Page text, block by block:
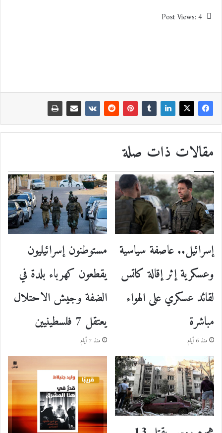
Post Views:4
مقالات ذات صلة
إسرائيل.. عاصفة سياسية
وعسكرية إثر إقالة كاتس
لقائد عسكري على الهواء
مباشرة
منذ 6 أيام
مستوطنون إسرائيليون
يقطعون كهرباء بلدة في
الضفة وجيش الاحتلال
يعتقل 7 فلسطينيين
منذ 7 أيام